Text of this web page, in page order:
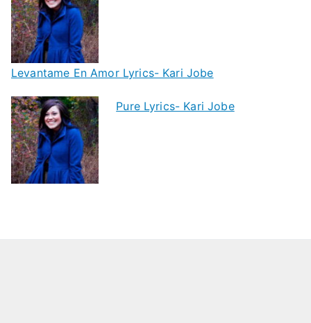
Levantame En Amor Lyrics- Kari Jobe
Pure Lyrics- Kari Jobe